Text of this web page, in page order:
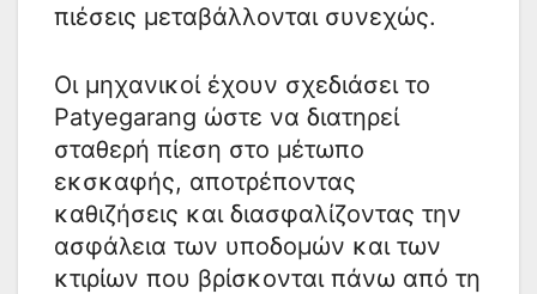
πιέσεις μεταβάλλονται συνεχώς.
Οι μηχανικοί έχουν σχεδιάσει το
Patyegarang ώστε να διατηρεί
σταθερή πίεση στο μέτωπο
εκσκαφής, αποτρέποντας
καθιζήσεις και διασφαλίζοντας την
ασφάλεια των υποδομών και των
κτιρίων που βρίσκονται πάνω από τη